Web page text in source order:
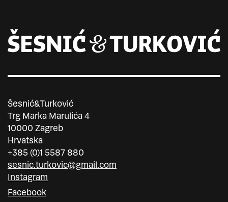
Šesnić&Turković
Trg Marka Marulića 4
10000 Zagreb
Hrvatska
+385 (0)1 5587 880
sesnic.turkovic@gmail.com
Instagram
Facebook